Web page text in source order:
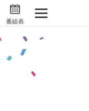
番組表